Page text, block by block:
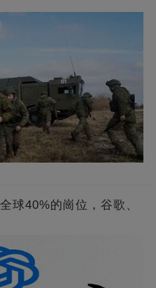
球40%的崗位，谷歌、